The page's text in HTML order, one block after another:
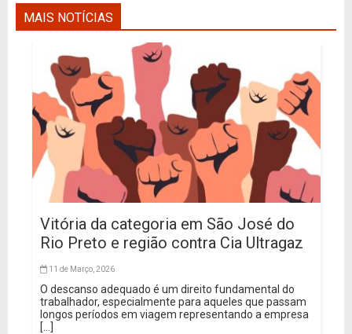
MAIS NOTÍCIAS
Vitória da categoria em São José do
Rio Preto e região contra Cia Ultragaz
11 de Março, 2026
O descanso adequado é um direito fundamental do
trabalhador, especialmente para aqueles que passam
longos períodos em viagem representando a empresa
[...]